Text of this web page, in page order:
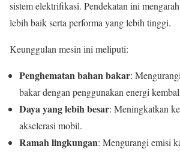
sistem elektrifikasi. Pendekatan ini
lebih baik serta performa yang lebih tinggi.
Keunggulan mesin ini meliputi:
Penghematan bahan bakar:
bakar dengan penggunakan energi
Daya yang lebih besar: Meningkatkan
akselerasi mobil.
Ramah lingkungan: Mengurangi emisi